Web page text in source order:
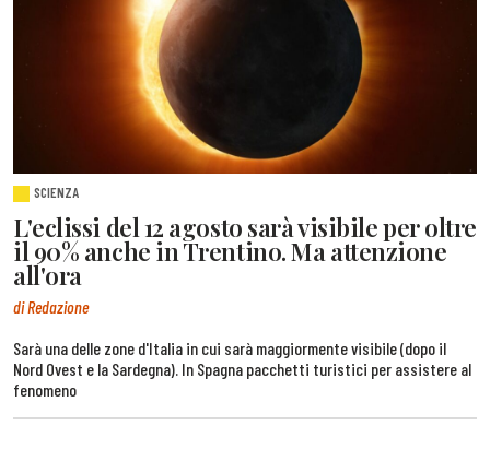
SCIENZA
L'eclissi del 12 agosto sarà visibile per oltre
il 90% anche in Trentino. Ma attenzione
all'ora
di Redazione
Sarà una delle zone d'Italia in cui sarà maggiormente visibile (dopo il
Nord Ovest e la Sardegna). In Spagna pacchetti turistici per assistere al
fenomeno